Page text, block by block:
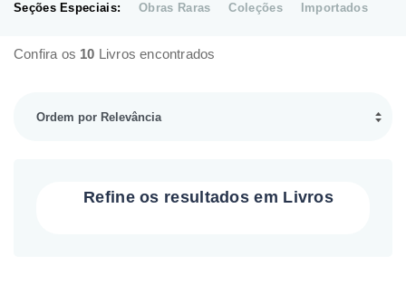
Seções Especiais: Obras Raras Coleções Importados
Confira os 10 Livros encontrados
Refine os resultados em Livros